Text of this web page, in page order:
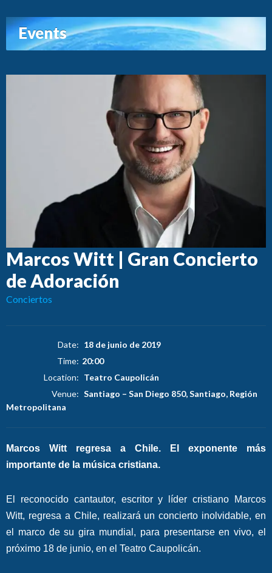
Events
Marcos Witt | Gran Concierto
de Adoración
Conciertos
Date: 18 de junio de 2019
Time: 20:00
Location: Teatro Caupolicán
Venue: Santiago – San Diego 850, Santiago, Región
Metropolitana
Marcos Witt regresa a Chile.
El exponente más
importante de la música cristiana.
El reconocido cantautor, escritor y líder cristiano Marcos
Witt, regresa a Chile, realizará un concierto inolvidable, en
el marco de su gira mundial, para presentarse en vivo, el
próximo 18 de junio, en el Teatro Caupolicán.